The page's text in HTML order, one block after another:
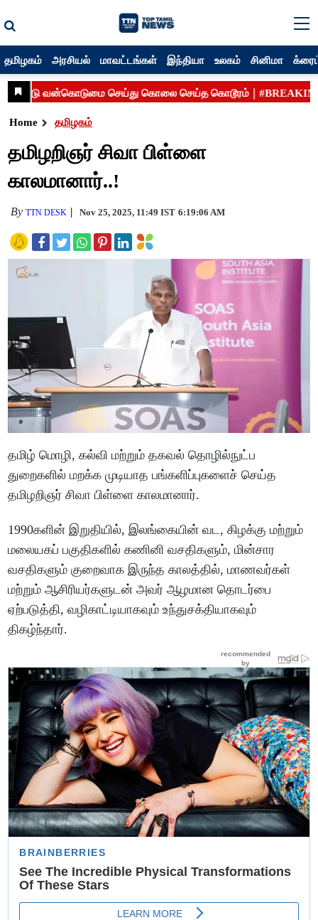
தமிழகம் அரசியல் மாவட்டங்கள் இந்தியா உலகம் சினிமா
Home தமிழகம்
தமிழறிஞர் சிவா பிள்ளை
காலமானார்..!
ByTTN DESK Nov 25, 2025, 11:49 IST 6:19:06 AM
தமிழ் மொழி, கல்வி மற்றும் தகவல் தொழில்நுட்ப
துறைகளில் மறக்க முடியாத பங்களிப்புகளைச் செய்த
தமிழறிஞர் சிவா பிள்ளை காலமானார்.
1990களின் இறுதியில், இலங்கையின் வட, கிழக்கு மற்றும்
மலையகப் பகுதிகளில் கணினி வசதிகளும், மின்சார
வசதிகளும் குறைவாக இருந்த காலத்தில், மாணவர்கள்
மற்றும் ஆசிரியர்களுடன் அவர் ஆழமான தொடர்பை
ஏற்படுத்தி, வழிகாட்டியாகவும் உந்துசக்தியாகவும்
திகழ்ந்தார்.